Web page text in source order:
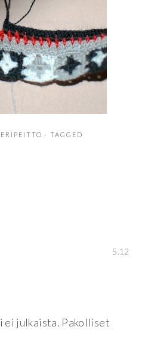
· TAGGED
5.12
ei julkaista. Pakolliset